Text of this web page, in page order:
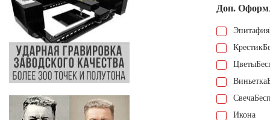
Доп.
Эпитафия
Крестик
Цветы
Виньетка
Свеча
Икона